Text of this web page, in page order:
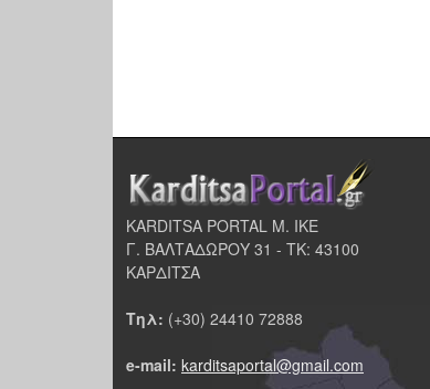
KARDITSA PORTAL Μ. ΙΚΕ
Γ. ΒΑΛΤΑΔΩΡΟΥ 31 - ΤΚ: 43100
ΚΑΡΔΙΤΣΑ
Τηλ: (+30) 24410 72888
e-mail: karditsaportal@gmail.com